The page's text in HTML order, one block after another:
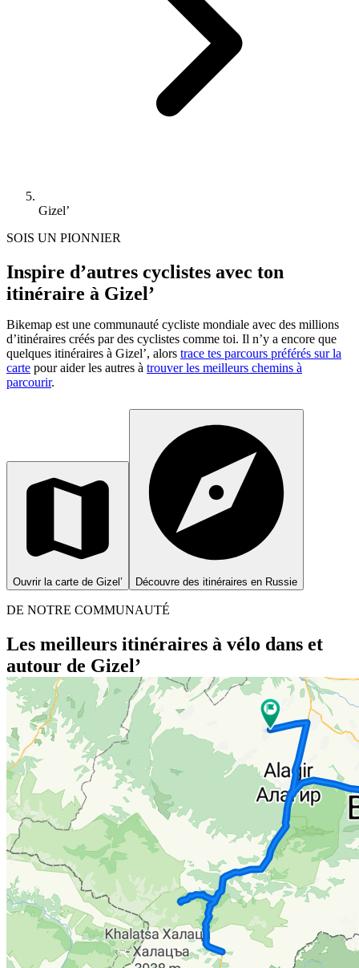
Gizel’
SOIS UN PIONNIER
Inspire d’autres cyclistes avec ton
itinéraire à Gizel’
Bikemap est une communauté cycliste mondiale avec des millions
d’itinéraires créés par des cyclistes comme toi. Il n’y a encore que
quelques itinéraires à Gizel’, alors trace tes parcours préférés sur la
carte pour aider les autres à trouver les meilleurs chemins à
parcourir.
Ouvrir la carte de Gizel’ Découvre des itinéraires en Russie
DE NOTRE COMMUNAUTÉ
Les meilleurs itinéraires à vélo dans et
autour de Gizel’